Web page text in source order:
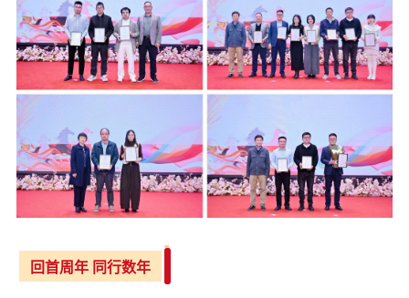
回首周年 同行数年